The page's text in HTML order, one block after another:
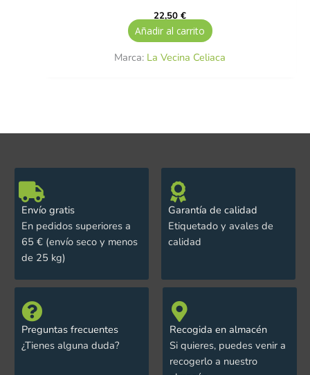
22,50€
Añadir al carrito
Marca: La Vecina Celiaca
Envío gratis
En pedidos superiores a
65 € (envío seco y menos
de 25 kg)
Garantía de calidad
Etiquetado y avales de
calidad
Preguntas frecuentes
¿Tienes alguna duda?
Recogida en almacén
Si quieres, puedes venir a
recogerlo a nuestro